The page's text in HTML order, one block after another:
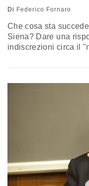
Di Federico Fornaro
Che cosa sta
Siena? Dare una
indiscrezioni circa il
capo dello Stato,